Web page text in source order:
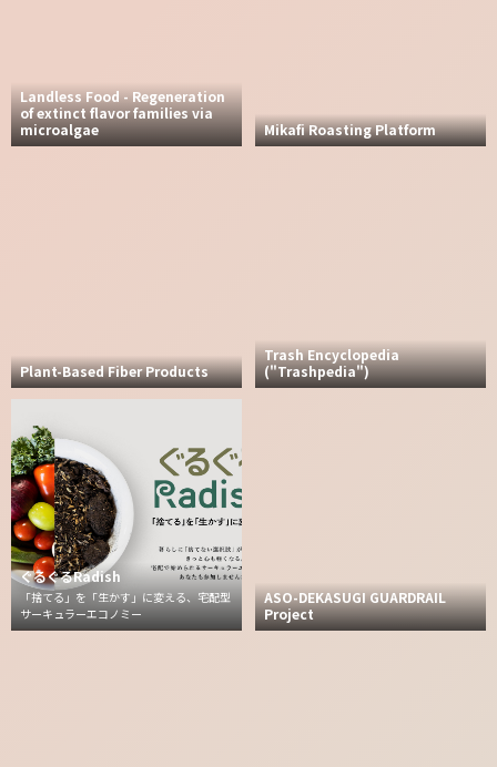
Landless Food - Regeneration
of extinct flavor families via
microalgae
Mikafi Roasting Platform
Plant-Based Fiber Products
Trash Encyclopedia
("Trashpedia")
ぐるぐるRadish
「捨てる」を「生かす」に変える、宅配型
サーキュラーエコノミー
ASO-DEKASUGI GUARDRAIL
Project